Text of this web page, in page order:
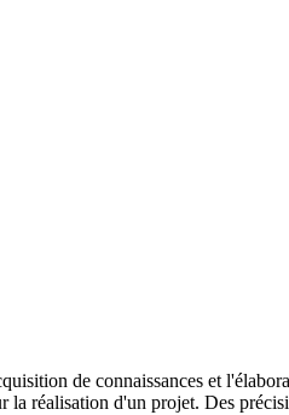
de connaissances et
réalisation d'un projet. Des